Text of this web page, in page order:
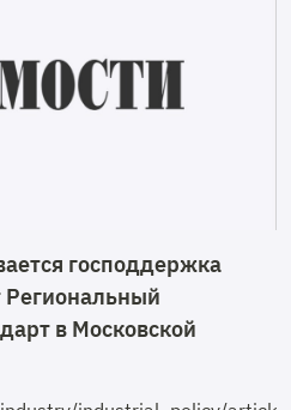
господдержка
Региональный
в Московской